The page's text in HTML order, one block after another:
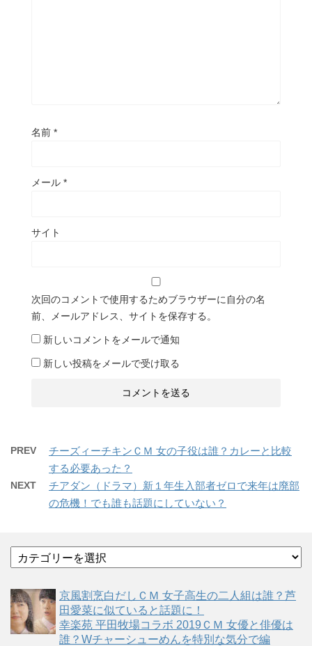
名前 *
メール *
サイト
次回のコメントで使用するためブラウザーに自分の名
前、メールアドレス、サイトを保存する。
新しいコメントをメールで通知
新しい投稿をメールで受け取る
PREV
チーズィーチキンＣＭ 女の子役は誰？カレーと比較
する必要あった？
NEXT
チアダン（ドラマ）新１年生入部者ゼロで来年は廃部
の危機！でも誰も話題にしていない？
テ
リ
ー
京風割烹白だしＣＭ 女子高生の二人組は誰？芦
田愛菜に似ていると話題に！
幸楽苑 平田牧場コラボ 2019ＣＭ 女優と俳優は
誰？Wチャーシューめんを特別な気分で編